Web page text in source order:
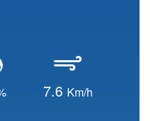
7.6 Km/h